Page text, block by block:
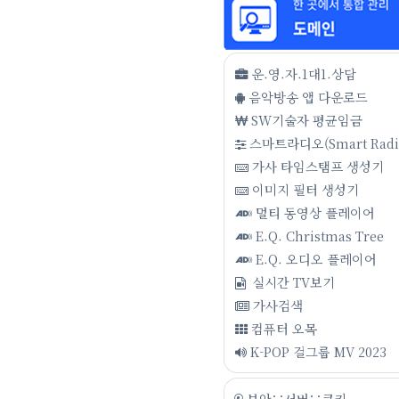
운.영.자.1대1.상담
음악방송 앱 다운로드
SW기술자 평균임금
스마트라디오(Smart
가사 타임스탬프 생성기
이미지 필터 생성기
멀티 동영상 플레이어
E.Q. Christmas Tree
E.Q. 오디오 플레이어
실시간 TV보기
가사검색
컴퓨터 오목
K-POP 걸그룹 MV 2023